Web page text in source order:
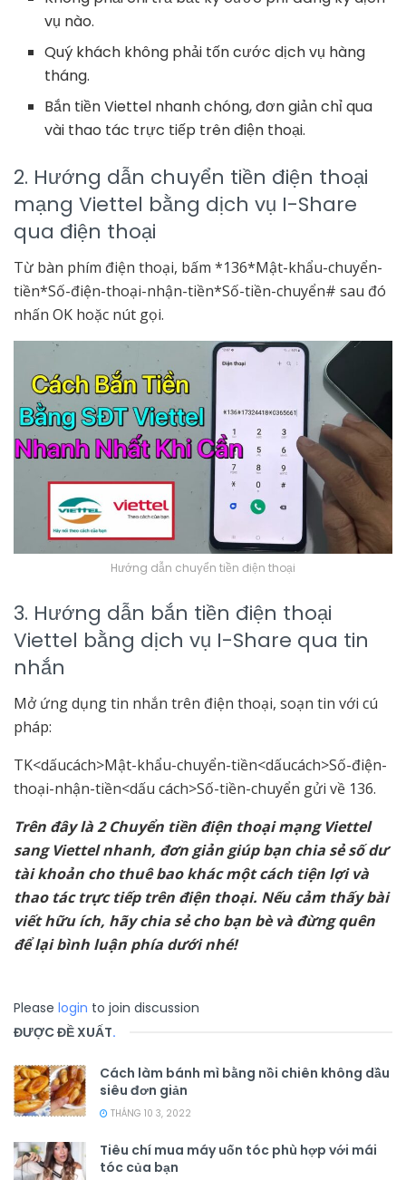
vụ nào.
Quý khách không phải tốn cước dịch vụ hàng
tháng.
Bắn tiền Viettel nhanh chóng, đơn giản chỉ qua
vài thao tác trực tiếp trên điện thoại.
2. Hướng dẫn chuyển tiền điện thoại
mạng Viettel bằng dịch vụ I-Share
qua điện thoại
Từ bàn phím điện thoại, bấm *136*Mật-khẩu-chuyển-
tiền*Số-điện-thoại-nhận-tiền*Số-tiền-chuyển# sau đó
nhấn OK hoặc nút gọi.
Hướng dẫn chuyển tiền điện thoại
3. Hướng dẫn bắn tiền điện thoại
Viettel bằng dịch vụ I-Share qua tin
nhắn
Mở ứng dụng tin nhắn trên điện thoại, soạn tin với cú
pháp:
TK<dấucách>Mật-khẩu-chuyển-tiền<dấucách>Số-điện-
thoại-nhận-tiền<dấu cách>Số-tiền-chuyển gửi về 136.
Trên đây là 2 Chuyển tiền điện thoại mạng Viettel
sang Viettel nhanh, đơn giản giúp bạn chia sẻ số dư
tài khoản cho thuê bao khác một cách tiện lợi và
thao tác trực tiếp trên điện thoại. Nếu cảm thấy bài
viết hữu ích, hãy chia sẻ cho bạn bè và đừng quên
để lại bình luận phía dưới nhé!
Please login to join discussion
ĐƯỢC ĐỀ XUẤT.
Cách làm bánh mì bằng nồi chiên không dầu
siêu đơn giản
THÁNG 10 3, 2022
Tiêu chí mua máy uốn tóc phù hợp với mái
tóc của bạn